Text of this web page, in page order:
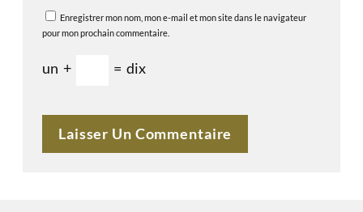
Enregistrer mon nom, mon e-mail et mon site dans le navigateur
pour mon prochain commentaire.
un + = dix